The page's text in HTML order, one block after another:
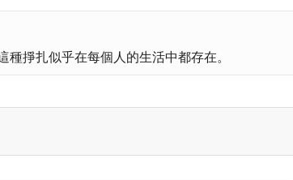
掙扎似乎在每個人的生活中都存在。